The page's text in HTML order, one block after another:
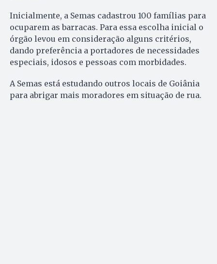
Inicialmente, a Semas cadastrou 100 famílias para
ocuparem as barracas. Para essa escolha inicial o
órgão levou em consideração alguns critérios,
dando preferência a portadores de necessidades
especiais, idosos e pessoas com morbidades.
A Semas está estudando outros locais de Goiânia
para abrigar mais moradores em situação de rua.